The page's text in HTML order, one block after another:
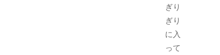
ぎり
ぎり
に入
って